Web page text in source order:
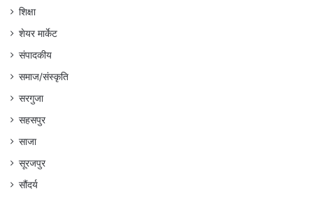
शिक्षा
शेयर मार्केट
संपादकीय
समाज/संस्कृति
सरगुजा
सहसपुर
साजा
सूरजपुर
सौंदर्य